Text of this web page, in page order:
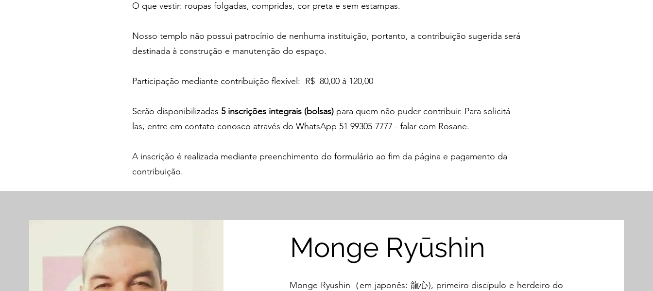
O que vestir: roupas folgadas, compridas, cor preta e sem estampas.
Nosso templo não possui patrocínio de nenhuma instituição, portanto, a contribuição sugerida será
destinada à construção e manutenção do espaço.
Participação mediante contribuição flexível: R$ 80,00 à 120,00
Serão disponibilizadas 5 inscrições integrais (bolsas) para quem não puder contribuir. Para solicitá-
las, entre em contato conosco através do WhatsApp 51 99305-7777 - falar com Rosane.
A inscrição é realizada mediante preenchimento do formulário ao fim da página e pagamento da
contribuição.
Monge Ryūshin
Monge Ryūshin（em japonês: 龍心), primeiro discípulo e herdeiro do